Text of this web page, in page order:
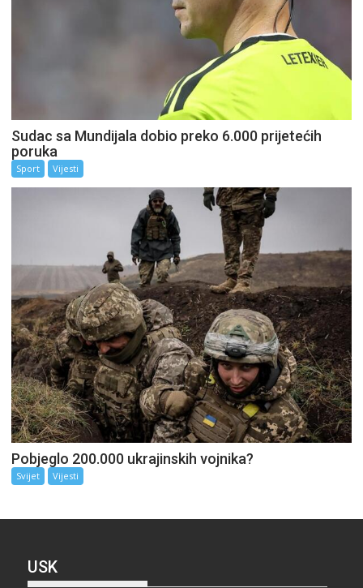
Sudac sa Mundijala dobio preko 6.000 prijetećih
poruka
Sport Vijesti
Pobjeglo 200.000 ukrajinskih vojnika?
Svijet Vijesti
USK